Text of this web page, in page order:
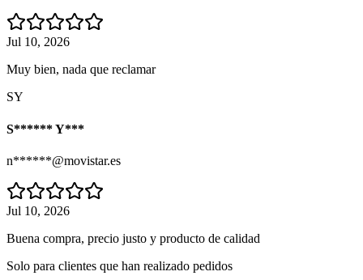
Jul 10, 2026
Muy bien, nada que reclamar
SY
S****** Y***
n******@movistar.es
Jul 10, 2026
Buena compra, precio justo y producto de calidad
Solo para clientes que han realizado pedidos